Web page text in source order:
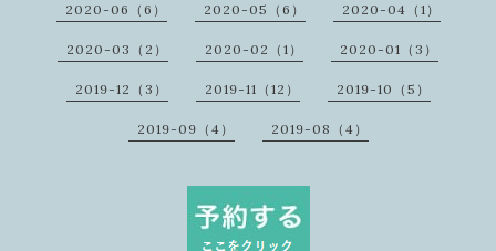
2020-06（6） 2020-05（6） 2020-04（1）
2020-03（2） 2020-02（1） 2020-01（3）
2019-12（3） 2019-11（12） 2019-10（5）
2019-09（4） 2019-08（4）